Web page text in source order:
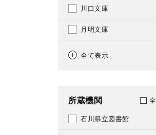
1885
1886
1887
1889
1890
111
121
123
川口文庫
月明文庫
小倉文庫
全て表示
所蔵機関
石川県立図書館